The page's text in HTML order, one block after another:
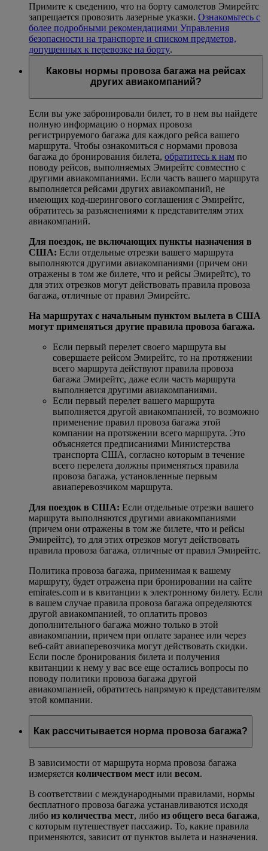
Примите к сведению, что на борту самолетов Эмирейтс
запрещается провозить лазерные указки. Ознакомьтесь с
более подробными рекомендациями Управления
безопасности на транспорте и списком предметов,
допущенных к перевозке на борту.
Каковы нормы провоза багажа на рейсах
других авиакомпаний?
Если вы уже забронировали билет, то в нем вы найдете
полную информацию о нормах провоза
регистрируемого багажа для каждого рейса вашего
маршрута. Чтобы ознакомиться с нормами провоза
багажа до бронирования билета, обратитесь к нам по
поводу рейсов, выполняемых Эмирейтс совместно с
другими авиакомпаниями. Если часть вашего маршрута
выполняется рейсами других авиакомпаний, не
имеющих код-шерингового соглашения с Эмирейтс,
обратитесь за разъяснениями к представителям этих
авиакомпаний.
Для поездок, не включающих пункты назначения в
США: Если отдельные отрезки вашего маршрута
выполняются другими авиакомпаниями (причем они
отражены в том же билете, что и рейсы Эмирейтс), то
для этих отрезков могут действовать правила провоза
багажа, отличные от правил Эмирейтс.
На маршрутах с начальным пунктом вылета в США
могут применяться другие правила провоза багажа.
Если первый перелет своего маршрута вы
совершаете рейсом Эмирейтс, то на протяжении
всего маршрута действуют правила провоза
багажа Эмирейтс, даже если часть маршрута
выполняется другими авиакомпаниями.
Если первый перелет вашего маршрута
выполняется другой авиакомпанией, то возможно
применение правил провоза багажа этой
компании на протяжении всего маршрута. Это
объясняется предписаниями Министерства
транспорта США, согласно которым в течение
всего перелета должны применяться правила
провоза багажа, установленные первым
авиаперевозчиком маршрута.
Для поездок в США: Если отдельные отрезки вашего
маршрута выполняются другими авиакомпаниями
(причем они отражены в том же билете, что и рейсы
Эмирейтс), то для этих отрезков могут действовать
правила провоза багажа, отличные от правил Эмирейтс.
Политика провоза багажа, применимая к вашему
маршруту, будет отражена при бронировании на сайте
emirates.com и в квитанции к электронному билету. Если
в вашем случае правила провоза багажа определяются
другой авиакомпанией, то оплатить провоз
дополнительного багажа можно только в этой
авиакомпании, причем при оплате заранее или через
веб-сайт авиаперевозчика могут действовать скидки.
Если после бронирования билета и получения
квитанции к нему у вас все еще остались вопросы по
поводу политики провоза багажа другой
авиакомпанией, обратитесь напрямую к представителям
этой компании.
Как рассчитывается норма провоза багажа?
В зависимости от маршрута норма провоза багажа
измеряется количеством мест или весом.
В соответствии с международными правилами, нормы
бесплатного провоза багажа устанавливаются исходя
либо из количества мест, либо из общего веса багажа,
с которым путешествует пассажир. То, какие правила
применяются, зависит от пунктов вылета и назначения.